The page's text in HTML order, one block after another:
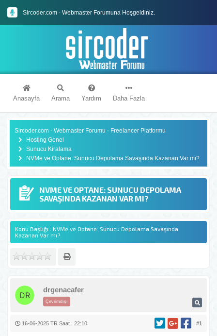
Sircoder.com - Webmaster Forumuna Hoşgeldiniz.
Anasayfa Arama Yardım Daha Fazla
Sircoder.com - Webmaster Forumu - Freelancer Platformu
Hosting Genel
Sunucu Kiralama
NVMe ve Optane: Sunucu Depolama Savaşında Kazanan Var mı?
NVME VE OPTANE: SUNUCU DEPOLAMA
SAVAŞINDA KAZANAN VAR MI?
Konu Başlığı : NVMe ve Optane: Sunucu Depolama Savaşında
Kazanan Var mı?
Çevrimdışı
drgenacafer
#1
16-06-2025 TR Saat : 22:10